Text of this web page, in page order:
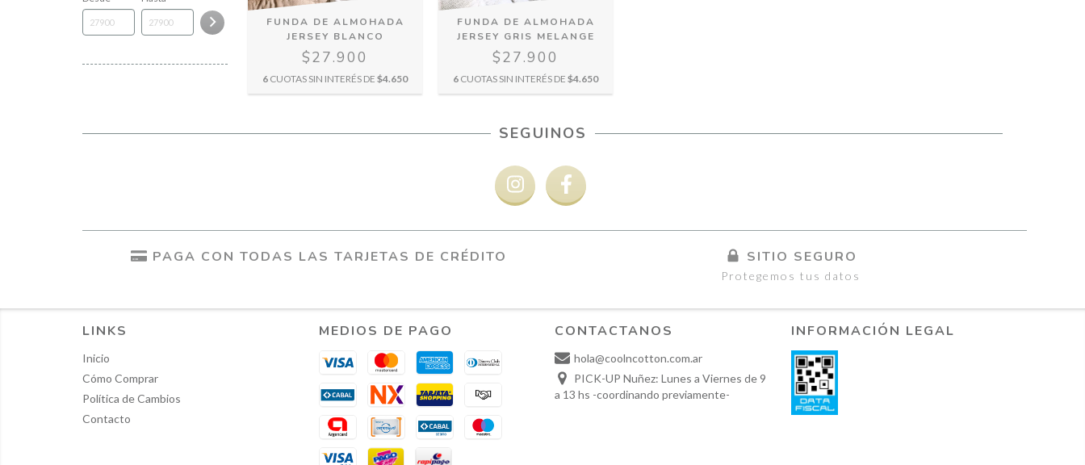
FUNDA DE ALMOHADA
JERSEY BLANCO
$27.900
6 CUOTAS SIN INTERÉS DE$4.650
FUNDA DE ALMOHADA
JERSEY GRIS MELANGE
$27.900
6 CUOTAS SIN INTERÉS DE$4.650
SEGUINOS
PAGA CON TODAS LAS TARJETAS DE CRÉDITO SITIO SEGURO
Protegemos tus datos
LINKS
Inicio
Cómo Comprar
Política de Cambios
Contacto
MEDIOS DE PAGO CONTACTANOS
hola@coolncotton.com.ar
PICK-UP Nuñez: Lunes a Viernes de 9
a 13 hs -coordinando previamente-
INFORMACIÓN LEGAL